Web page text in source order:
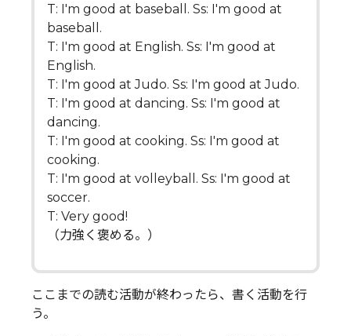
T: I'm good at baseball. Ss: I'm good at
baseball.
T: I'm good at English. Ss: I'm good at
English.
T: I'm good at Judo. Ss: I'm good at Judo.
T: I'm good at dancing. Ss: I'm good at
dancing.
T: I'm good at cooking. Ss: I'm good at
cooking.
T: I'm good at volleyball. Ss: I'm good at
soccer.
T: Very good!
（力強く褒める。）
ここまでの読む活動が終わったら、書く活動を行
う。